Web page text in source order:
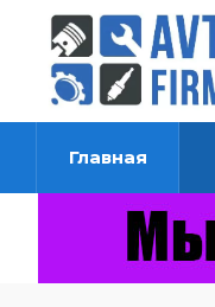
Главная